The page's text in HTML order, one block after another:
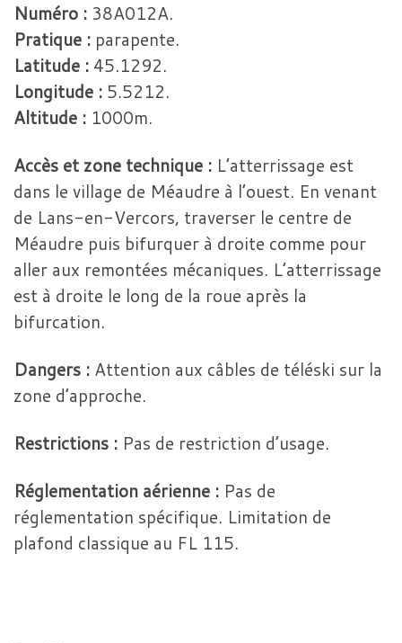
Numéro : 38A012A.
Pratique : parapente.
Latitude : 45.1292.
Longitude : 5.5212.
Altitude : 1000m.
Accès et zone technique : L’atterrissage est
dans le village de Méaudre à l’ouest. En venant
de Lans-en-Vercors, traverser le centre de
Méaudre puis bifurquer à droite comme pour
aller aux remontées mécaniques. L’atterrissage
est à droite le long de la roue après la
bifurcation.
Dangers : Attention aux câbles de téléski sur la
zone d’approche.
Restrictions : Pas de restriction d’usage.
Réglementation aérienne : Pas de
réglementation spécifique. Limitation de
plafond classique au FL 115.